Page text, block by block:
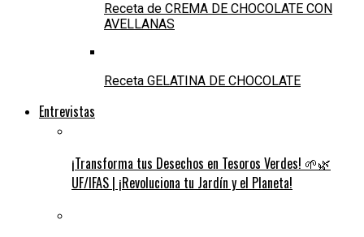
Receta de CREMA DE CHOCOLATE CON
AVELLANAS
Receta GELATINA DE CHOCOLATE
Entrevistas
¡Transforma tus Desechos en Tesoros Verdes! 🌱🌿
UF/IFAS | ¡Revoluciona tu Jardín y el Planeta!